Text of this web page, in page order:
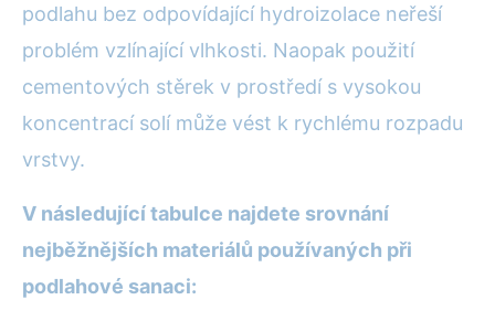
podlahu bez odpovídající hydroizolace neřeší
problém vzlínající vlhkosti. Naopak použití
cementových stěrek v prostředí s vysokou
koncentrací solí může vést k rychlému rozpadu
vrstvy.
V následující tabulce najdete srovnání
nejběžnějších materiálů používaných při
podlahové sanaci: